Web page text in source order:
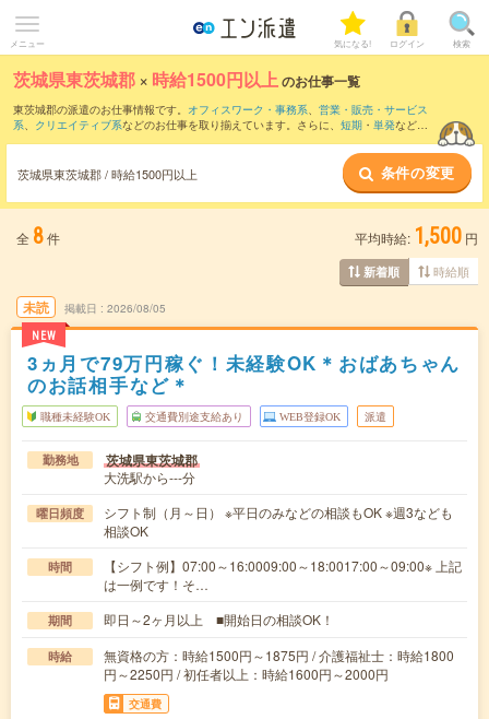
メニュー 気になる! ログイン 検索
茨城県東茨城郡 × 時給1500円以上のお仕事一覧
東茨城郡の派遣のお仕事情報です。 オフィスワーク・事務系、 営業・販売・サービス
系、 クリエイティブ系などのお仕事を取り揃えています。さらに、 短期 ・ 単発などの
茨城県東茨城郡 / 時給1500円以上 条件の変更
全 8件 平均時給: 1,500 円
新着順 時給順
未読
NEW
掲載日 2026/08/05
3ヵ月で79万円稼ぐ！未経験OK＊おばあちゃん
のお話相手など＊
職種未経験OK 交通費別途支給あり WEB登録OK 派遣
勤務地 茨城県東茨城郡
大洗駅から---分
曜日頻度
シフト制（月～日） ※平日のみなどの相談もOK ※週3なども
相談OK
時間
【シフト例】07:00～16:0009:00～18:0017:00～09:00※ 上記
は一例です！そ…
期間 即日～2ヶ月以上 ■開始日の相談OK！
時給
無資格の方：時給1500円～1875円 / 介護福祉士：時給1800
円～2250円 / 初任者以上：時給1600円～2000円
交通費